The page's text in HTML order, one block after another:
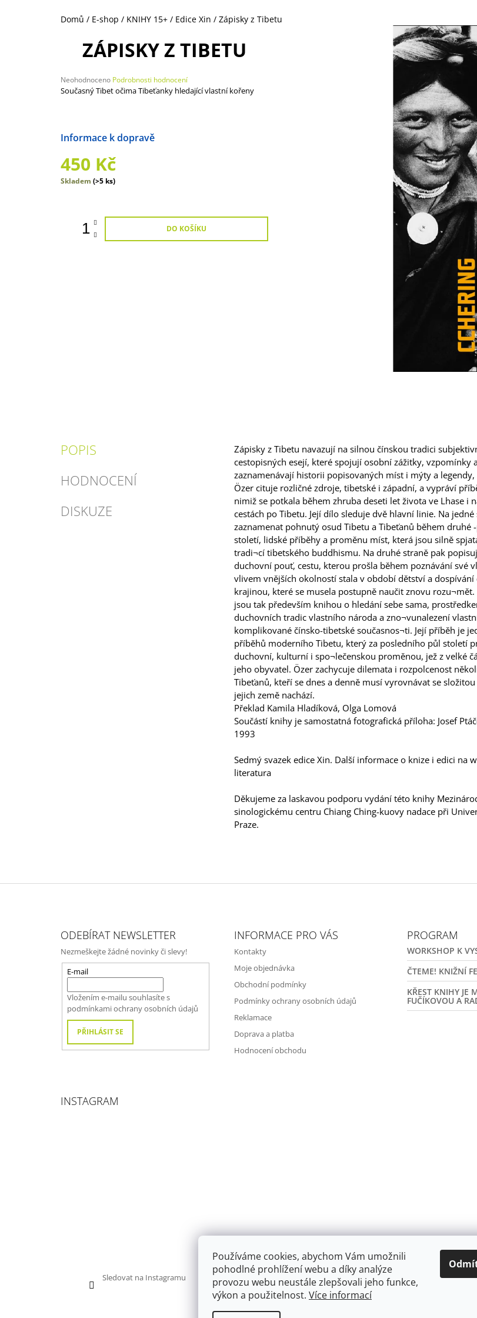
Používáme cookies, abychom Vám umožnili
pohodlné prohlížení webu a díky analýze
provozu webu neustále zlepšovali jeho funkce,
výkon a použitelnost. Více informací
Domů / E-shop / KNIHY 15+ / Edice Xin / Zápisky z Tibetu
ZÁPISKY Z TIBETU
Průměrné
hodnocení
z
5
Neohodnoceno Podrobnosti hodnocení
Současný Tibet očima Tibeťanky hledající vlastní kořeny
450 Kč
Měrná
Skladem (>5 ks)
DO KOŠÍKU
POPIS
HODNOCENÍ
DISKUZE
Zápisky z Tibetu navazují na silnou čínskou tradici
cestopisných esejí, které spojují osobní zážitky, vzpomínky
zaznamenávají historii popisovaných míst i mýty a legendy,
Özer cituje rozličné zdroje, tibetské i západní, a vypráví
nimiž se potkala během zhruba deseti let života ve Lhase i
cestách po Tibetu. Její dílo sleduje dvě hlavní linie. Na
zaznamenat pohnutý osud Tibetu a Tibeťanů během druhé
století, lidské příběhy a proměnu míst, která jsou silně
tradi¬cí tibetského buddhismu. Na druhé straně pak
duchovní pouť, cestu, kterou prošla během poznávání své
vlivem vnějších okolností stala v období dětství a dospívání
krajinou, které se musela postupně naučit znovu rozu¬mět.
jsou tak především knihou o hledání sebe sama,
duchovních tradic vlastního národa a zno¬vunalezení
komplikované čínsko-tibetské současnos¬ti. Její příběh je
příběhů moderního Tibetu, který za posledního půl století
duchovní, kulturní i spo¬lečenskou proměnou, jež z velké
jeho obyvatel. Özer zachycuje dilemata i rozpolcenost
Tibeťanů, kteří se dnes a denně musí vyrovnávat se
jejich země nachází.
Překlad Kamila Hladíková, Olga Lomová
Součástí knihy je samostatná fotografická příloha: Josef
1993
Sedmý svazek edice Xin. Další informace o knize i edici na
literatura
Děkujeme za laskavou podporu vydání této knihy
sinologickému centru Chiang Ching-kuovy nadace při
Praze.
1 492 Kč
40 Kč
ODEBÍRAT NEWSLETTER
Nezmeškejte žádné novinky či slevy!
E-mail
Vložením e-mailu souhlasíte s
podmínkami ochrany osobních údajů
PŘIHLÁSIT SE
INFORMACE PRO VÁS
Kontakty
Moje objednávka
Obchodní podmínky
Podmínky ochrany osobních údajů
Reklamace
Doprava a platba
Hodnocení obchodu
PROGRAM
WORKSHOP K
ČTEME! KNIŽNÍ
KŘEST KNIHY JE
FUČÍKOVOU A
INSTAGRAM
Sledovat na Instagramu